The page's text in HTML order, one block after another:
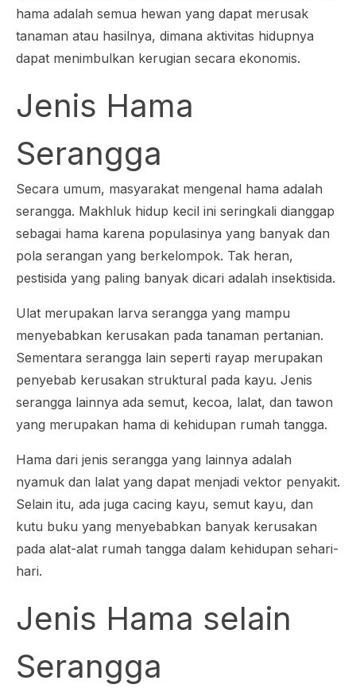
hama adalah semua hewan yang dapat merusak
tanaman atau hasilnya, dimana aktivitas hidupnya
dapat menimbulkan kerugian secara ekonomis.
Jenis Hama
Serangga
Secara umum, masyarakat mengenal hama adalah
serangga. Makhluk hidup kecil ini seringkali dianggap
sebagai hama karena populasinya yang banyak dan
pola serangan yang berkelompok. Tak heran,
pestisida yang paling banyak dicari adalah insektisida.
Ulat merupakan larva serangga yang mampu
menyebabkan kerusakan pada tanaman pertanian.
Sementara serangga lain seperti rayap merupakan
penyebab kerusakan struktural pada kayu. Jenis
serangga lainnya ada semut, kecoa, lalat, dan tawon
yang merupakan hama di kehidupan rumah tangga.
Hama dari jenis serangga yang lainnya adalah
nyamuk dan lalat yang dapat menjadi vektor penyakit.
Selain itu, ada juga cacing kayu, semut kayu, dan
kutu buku yang menyebabkan banyak kerusakan
pada alat-alat rumah tangga dalam kehidupan sehari-
hari.
Jenis Hama selain
Serangga